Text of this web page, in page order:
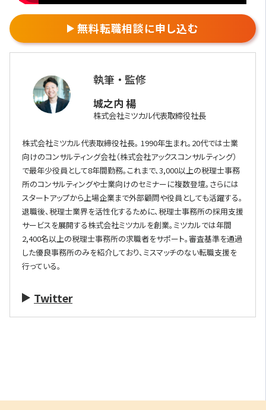
無料転職相談に申し込む
執筆 ・ 監修
城之内 楊
株式会社ミツカル代表取締役社長
株式会社ミツカル代表取締役社長。 1990年生まれ。20代では士業
向けのコンサルティング会社（株式会社アックスコンサルティング）
で最年少役員として8年間勤務。これまで、3,000以上の税理士事務
所のコンサルティングや士業向けのセミナーに複数登壇。さらには
スタートアップから上場企業まで外部顧問や役員としても活躍する。
退職後、税理士業界を活性化するために、税理士事務所の採用支援
サービスを展開する株式会社ミツカルを創業。ミツカルでは年間
2,400名以上の税理士事務所の求職者をサポート。審査基準を通過
した優良事務所のみを紹介しており、ミスマッチのない転職支援を
行っている。
Twitter